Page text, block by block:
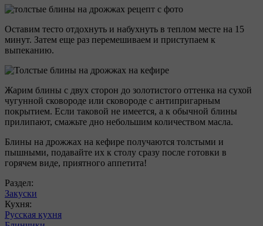
Оставим тесто отдохнуть и набухнуть в теплом месте на 15
минут. Затем еще раз перемешиваем и приступаем к
выпеканию.
Жарим блины с двух сторон до золотистого оттенка на сухой
чугунной сковороде или сковороде с антипригарным
покрытием. Если таковой не имеется, а к обычной блины
прилипают, смажьте дно небольшим количеством масла.
Блины на дрожжах на кефире получаются толстыми и
пышными, подавайте их к столу сразу после готовки в
горячем виде, приятного аппетита!
Раздел:
Закуски
Кухня:
Русская кухня